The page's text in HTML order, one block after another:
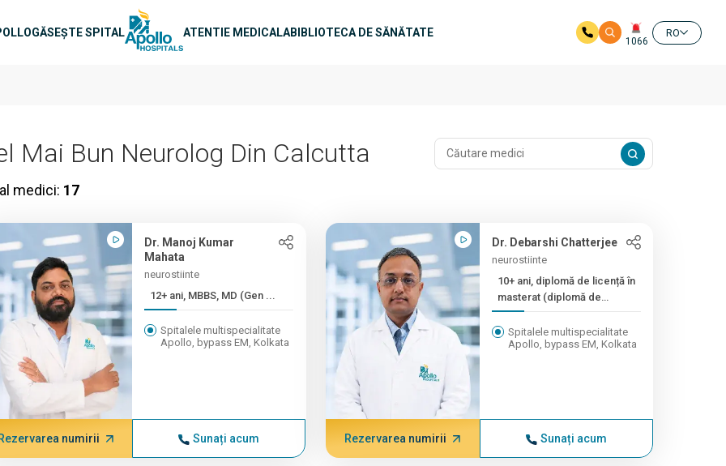
principală
GĂSEȘTE SPITAL ATENTIE MEDICALABIBLIOTECA DE SĂNĂTATE
1066
RO
Mai Bun Neurolog Din Calcutta
medici: 17
Dr. Manoj Kumar
Mahata
neurostiinte
12+ ani, MBBS, MD (Gen ...
Spitalele multispecialitate
Apollo, bypass EM, Kolkata
Rezervarea numirii Sunați acum
Dr. Debarshi Chatterjee
neurostiinte
10+ ani, diplomă de licență în
masterat (diplomă de
licență în medicină), master
(diplomă de masterat în
ginecologie...)
Spitalele multispecialitate
Apollo, bypass EM, Kolkata
Rezervarea numirii Sunați acum